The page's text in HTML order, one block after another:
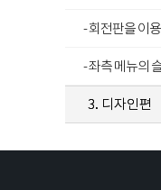
- 회전판을 이
- 좌측 메뉴의
3. 디자인편